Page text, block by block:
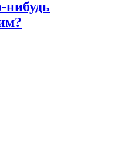
нибудь